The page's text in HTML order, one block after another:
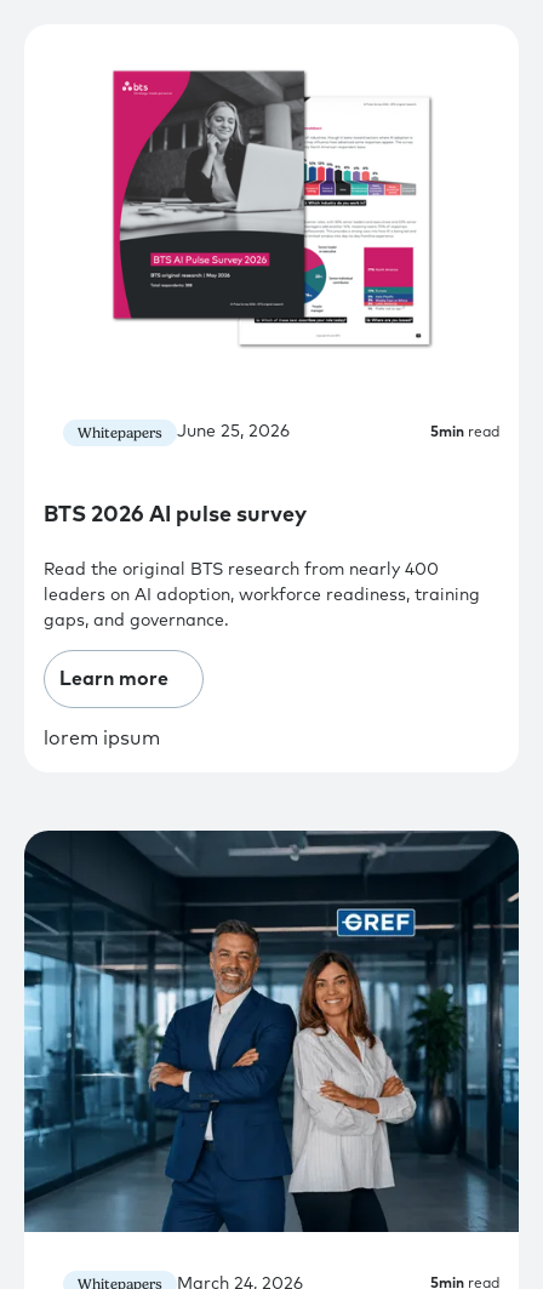
Whitepapers June 25, 2026 5min read
BTS 2026 AI pulse survey
Read the original BTS research from nearly 400
leaders on AI adoption, workforce readiness, training
gaps, and governance.
Learn more
lorem ipsum
Whitepapers March 24, 2026 5min read